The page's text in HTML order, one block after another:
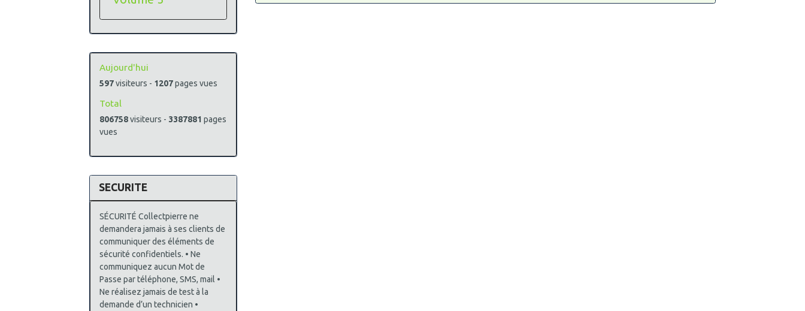
Aujourd'hui
597visiteurs - 1207pages vues
Total
806758visiteurs - 3387881 pages
vues
SECURITE
SÉCURITÉ Collectpierre ne
demandera jamais à ses clients de
communiquer des éléments de
sécurité confidentiels. • Ne
communiquez aucun Mot de
Passe par téléphone, SMS, mail •
Ne réalisez jamais de test à la
demande d’un technicien •